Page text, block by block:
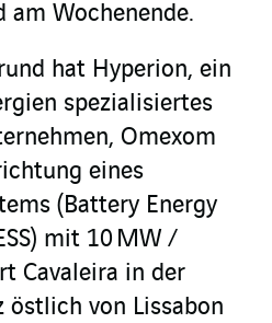
Wochenende.
hat Hyperion, ein
spezialisiertes
Omexom
eines
(Battery Energy
mit 10 MW /
Cavaleira in der
östlich von Lissabon